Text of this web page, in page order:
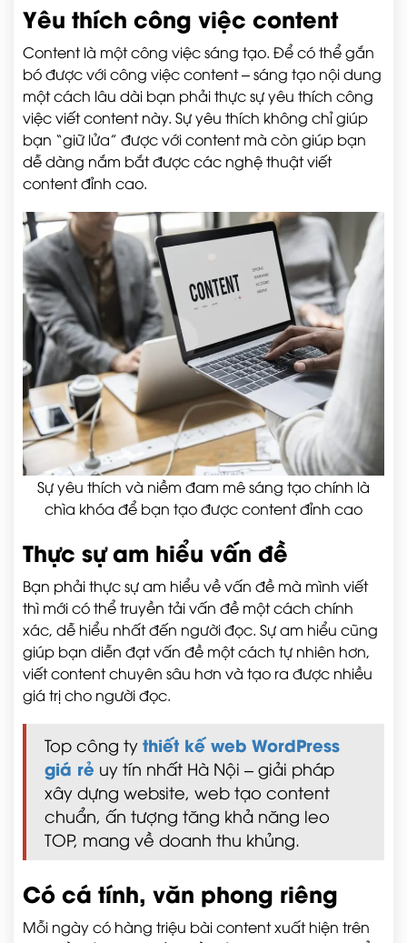
Yêu thích công việc content
Content là một công việc sáng tạo. Để có thể gắn
bó được với công việc content – sáng tạo nội dung
một cách lâu dài bạn phải thực sự yêu thích công
việc viết content này. Sự yêu thích không chỉ giúp
bạn “giữ lửa” được với content mà còn giúp bạn
dễ dàng nắm bắt được các nghệ thuật viết
content đỉnh cao.
Sự yêu thích và niềm đam mê sáng tạo chính là
chìa khóa để bạn tạo được content đỉnh cao
Thực sự am hiểu vấn đề
Bạn phải thực sự am hiểu về vấn đề mà mình viết
thì mới có thể truyền tải vấn đề một cách chính
xác, dễ hiểu nhất đến người đọc. Sự am hiểu cũng
giúp bạn diễn đạt vấn đề một cách tự nhiên hơn,
viết content chuyên sâu hơn và tạo ra được nhiều
giá trị cho người đọc.
Top công ty thiết kế web WordPress
giá rẻ uy tín nhất Hà Nội – giải pháp
xây dựng website, web tạo content
chuẩn, ấn tượng tăng khả năng leo
TOP, mang về doanh thu khủng.
Có cá tính, văn phong riêng
Mỗi ngày có hàng triệu bài content xuất hiện trên